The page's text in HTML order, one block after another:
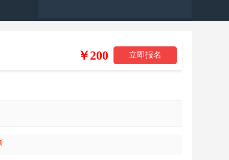
￥200